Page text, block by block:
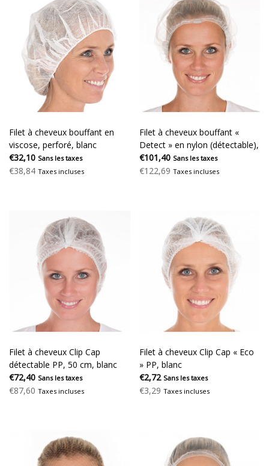
Filet à cheveux bouffant en
viscose, perforé, blanc
€32,10 Sans les taxes
€38,84 Taxes incluses
Filet à cheveux bouffant «
Detect » en nylon (détectable),
blanc
€101,40 Sans les taxes
€122,69 Taxes incluses
Filet à cheveux Clip Cap
détectable PP, 50 cm, blanc
€72,40 Sans les taxes
€87,60 Taxes incluses
Filet à cheveux Clip Cap « Eco
» PP, blanc
€2,72 Sans les taxes
€3,29 Taxes incluses